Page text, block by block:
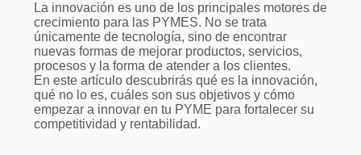
La innovación es uno de los principales motores de
crecimiento para las PYMES. No se trata
únicamente de tecnología, sino de encontrar
nuevas formas de mejorar productos, servicios,
procesos y la forma de atender a los clientes.
En este artículo descubrirás qué es la innovación,
qué no lo es, cuáles son sus objetivos y cómo
empezar a innovar en tu PYME para fortalecer su
competitividad y rentabilidad.